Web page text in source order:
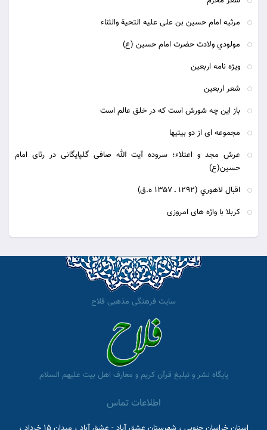
مرثیه امام حسین بن علی علیه التحیة والثناء
مولودي ولادت حضرت امام حسين (ع)
ويژه نامه اربعين
شعر اربعین
باز این چه شورش است که در خلق عالم است
مجموعه ای از دو بیتیها
عرش مجد و اعتلاء؛ سروده آیت الله صافی گلپایگانی در رثای امام
حسین(ع)
اقبال لاهوري (1292 ـ 1357 ه.ق‌)
کربلا با واژه های امروزی
سایت فرهنگی مذهبی فلاح
پایگاه نشر و تبلیغ قرآن کریم و معارف اهل بیت علیهم السلام
اطلاعات تماس